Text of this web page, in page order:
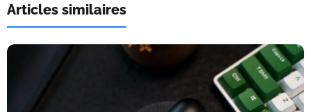
Articles similaires